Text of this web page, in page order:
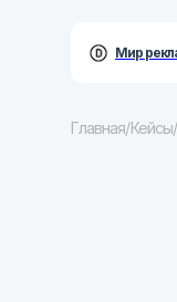
Мир
Главная/Кейсы/